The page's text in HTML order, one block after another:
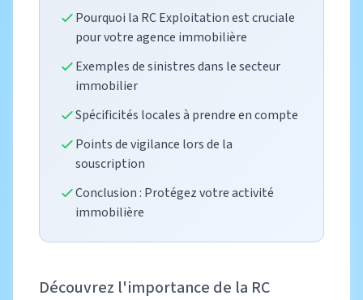
Pourquoi la RC Exploitation est cruciale
pour votre agence immobilière
Exemples de sinistres dans le secteur
immobilier
Spécificités locales à prendre en compte
Points de vigilance lors de la
souscription
Conclusion : Protégez votre activité
immobilière
Découvrez l'importance de la RC